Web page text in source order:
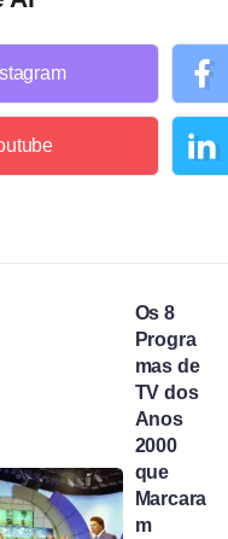
Os 8
Progra
mas de
TV dos
Anos
2000
que
Marcara
m